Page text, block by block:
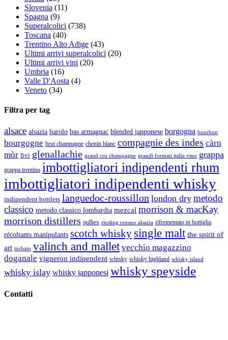
Slovenia (11)
Spagna (9)
Superalcolici (738)
Toscana (40)
Trentino Alto Adige (43)
Ultimi arrivi superalcolici (20)
Ultimi arrivi vini (20)
Umbria (16)
Valle D'Aosta (4)
Veneto (34)
Filtra per tag
alsace alsazia barolo bas armagnac blended japponese borgogna bourbon
bourgogne brut champagne chenin blanc compagnie des indes càrn
mòr fivi glenallachie grand cru champagne grandi formati italia vino grappa
grappa trentino imbottigliatori indipendenti rhum
imbottigliatori indipendenti whisky
indipendent bottlers languedoc-roussillon london dry metodo
classico metodo classico lombardia mezcal morrison & macKay
morrison distillers pulltex riesling renano alsazia rifermentato in bottiglia
récoltants manipulants scotch whisky single malt the spirit of
art torbato valinch and mallet vecchio magazzino
doganale vigneron indipendent whisky whisky highland whisky island
whisky islay whisky japponesi whisky speyside
Contatti